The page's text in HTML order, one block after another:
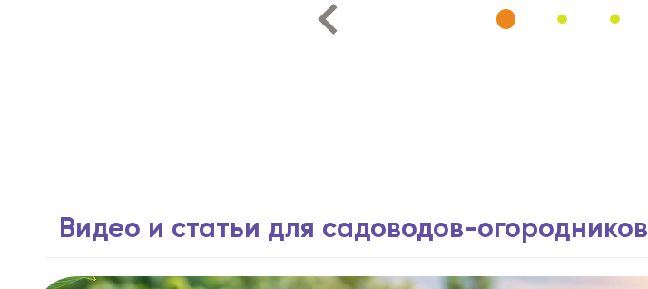
Видео и статьи для садоводов-огородников